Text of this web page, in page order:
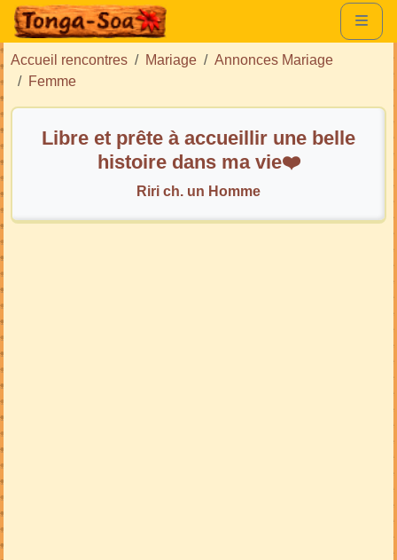
Accueil rencontres Mariage
Annonces Mariage
Femme
Libre et prête à accueillir une belle
histoire dans ma vie❤️
Riri ch. un Homme